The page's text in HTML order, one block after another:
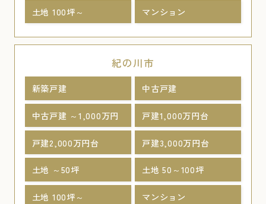
土地 100坪～ マンション
紀の川市
新築戸建 中古戸建
中古戸建 ～1,000万円 戸建1,000万円台
戸建2,000万円台 戸建3,000万円台
土地 ～50坪 土地 50～100坪
土地 100坪～ マンション